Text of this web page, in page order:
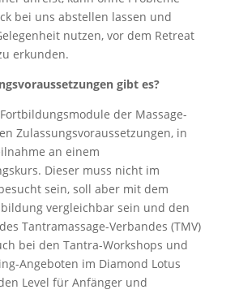
bei uns abstellen lassen und
nutzen, vor dem Retreat
erkunden.
gibt es?
der Massage-
Zulassungsvoraussetzungen, in
an einem
Dieser muss nicht im
sein, soll aber mit dem
vergleichbar sein und den
Tantramassage-Verbandes (TMV)
bei den Tantra-Workshops und
Angeboten im Diamond Lotus
Level für Anfänger und